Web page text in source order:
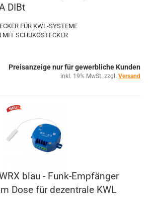
DIBt
FÜR KWL-SYSTEME
SCHUKOSTECKER
Preisanzeige nur für gewerbliche Kunden
inkl. 19% MwSt. zzgl. Versand
blau - Funk-Empfänger
Dose für dezentrale KWL